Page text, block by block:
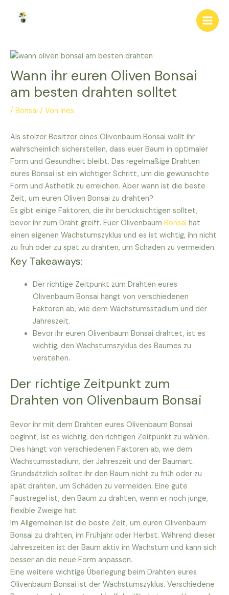
Main
Wann ihr euren Oliven Bonsai
am besten drahten solltet
/ Bonsai / Von Ines
Als stolzer Besitzer eines Olivenbaum Bonsai wollt ihr
wahrscheinlich sicherstellen, dass euer Baum in optimaler
Form und Gesundheit bleibt. Das regelmäßige Drahten
eures Bonsai ist ein wichtiger Schritt, um die gewünschte
Form und Ästhetik zu erreichen. Aber wann ist die beste
Zeit, um euren Oliven Bonsai zu drahten?
Es gibt einige Faktoren, die ihr berücksichtigen solltet,
bevor ihr zum Draht greift. Euer Olivenbaum Bonsai hat
einen eigenen Wachstumszyklus und es ist wichtig, ihn nicht
zu früh oder zu spät zu drahten, um Schäden zu vermeiden.
Key Takeaways:
Der richtige Zeitpunkt zum Drahten eures
Olivenbaum Bonsai hängt von verschiedenen
Faktoren ab, wie dem Wachstumsstadium und der
Jahreszeit.
Bevor ihr euren Olivenbaum Bonsai drahtet, ist es
wichtig, den Wachstumszyklus des Baumes zu
verstehen.
Der richtige Zeitpunkt zum
Drahten von Olivenbaum Bonsai
Bevor ihr mit dem Drahten eures Olivenbaum Bonsai
beginnt, ist es wichtig, den richtigen Zeitpunkt zu wählen.
Dies hängt von verschiedenen Faktoren ab, wie dem
Wachstumsstadium, der Jahreszeit und der Baumart.
Grundsätzlich solltet ihr den Baum nicht zu früh oder zu
spät drahten, um Schäden zu vermeiden. Eine gute
Faustregel ist, den Baum zu drahten, wenn er noch junge,
flexible Zweige hat.
Im Allgemeinen ist die beste Zeit, um euren Olivenbaum
Bonsai zu drahten, im Frühjahr oder Herbst. Während dieser
Jahreszeiten ist der Baum aktiv im Wachstum und kann sich
besser an die neue Form anpassen.
Eine weitere wichtige Überlegung beim Drahten eures
Olivenbaum Bonsai ist der Wachstumszyklus. Verschiedene